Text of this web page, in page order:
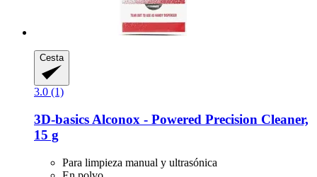
Cesta
3.0 (1)
3D-basics Alconox -​ Powered Precision Cleaner,
15 g
Para limpieza manual y ultrasónica